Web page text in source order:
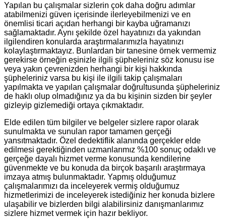
Yapılan bu çalışmalar sizlerin çok daha doğru adımlar
atabilmenizi güven içerisinde ilerleyebilmenizi ve en
önemlisi ticari açıdan herhangi bir kayba uğramanızı
sağlamaktadır. Aynı şekilde özel hayatınızı da yakından
ilgilendiren konularda araştırmalarımızla hayatınızı
kolaylaştırmaktayız. Bunlardan bir tanesine örnek vermemiz
gerekirse örneğin eşinizle ilgili şüpheleriniz söz konusu ise
veya yakın çevrenizden herhangi bir kişi hakkında
şüpheleriniz varsa bu kişi ile ilgili takip çalışmaları
yapılmakta ve yapılan çalışmalar doğrultusunda şüpheleriniz
de haklı olup olmadığınız ya da bu kişinin sizden bir şeyler
gizleyip gizlemediği ortaya çıkmaktadır.
Elde edilen tüm bilgiler ve belgeler sizlere rapor olarak
sunulmakta ve sunulan rapor tamamen gerçeği
yansıtmaktadır. Özel dedektiflik alanında gerçekler elde
edilmesi gerektiğinden uzmanlarımız %100 sonuç odaklı ve
gerçeğe dayalı hizmet verme konusunda kendilerine
güvenmekte ve bu konuda da birçok başarılı araştırmaya
imzaya atmış bulunmaktadır. Yapmış olduğumuz
çalışmalarımızı da inceleyerek vermiş olduğumuz
hizmetlerimizi de inceleyerek istediğiniz her konuda bizlere
ulaşabilir ve bizlerden bilgi alabilirsiniz danışmanlarımız
sizlere hizmet vermek için hazır bekliyor.